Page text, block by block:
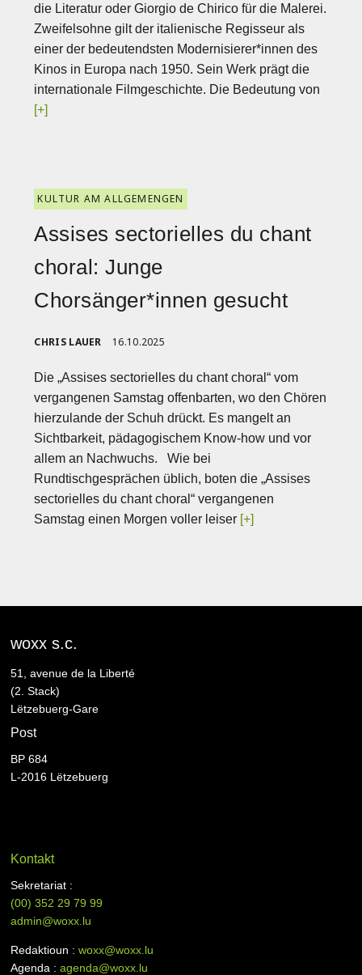
die Literatur oder Giorgio de Chirico für die Malerei.
Zweifelsohne gilt der italienische Regisseur als
einer der bedeutendsten Modernisierer*innen des
Kinos in Europa nach 1950. Sein Werk prägt die
internationale Filmgeschichte. Die Bedeutung von
[+]
KULTUR AM ALLGEMENGEN
Assises sectorielles du chant
choral: Junge
Chorsänger*innen gesucht
CHRIS LAUER 16.10.2025
Die „Assises sectorielles du chant choral“ vom
vergangenen Samstag offenbarten, wo den Chören
hierzulande der Schuh drückt. Es mangelt an
Sichtbarkeit, pädagogischem Know-how und vor
allem an Nachwuchs. Wie bei
Rundtischgesprächen üblich, boten die „Assises
sectorielles du chant choral“ vergangenen
Samstag einen Morgen voller leiser [+]
woxx s.c.
51, avenue de la Liberté
(2. Stack)
Lëtzebuerg-Gare
Post
BP 684
L-2016 Lëtzebuerg
Kontakt
Sekretariat :
(00)352 29 79 99
admin@woxx.lu
Redaktioun :woxx@woxx.lu
Agenda :agenda@woxx.lu